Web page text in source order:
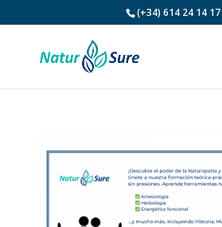
(+34) 614 24 14 17